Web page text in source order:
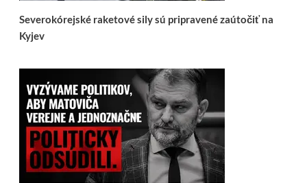
Severokórejské raketové sily sú pripravené zaútočiť na
Kyjev